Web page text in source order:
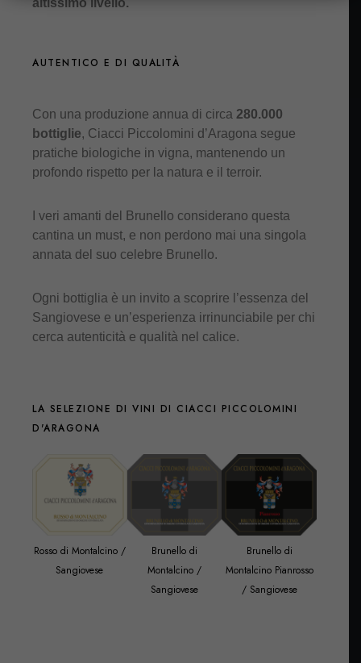
altissimo livello.
AUTENTICO E DI QUALITÀ
Con una produzione annua di circa 280.000
bottiglie, Ciacci Piccolomini d’Aragona segue
pratiche biologiche in vigna, mantenendo un
profondo rispetto per la natura e il terroir.
I veri amanti del Brunello considerano questa
cantina un must, e non perdono mai una singola
annata del suo celebre Brunello.
Ogni bottiglia è un invito a scoprire l’essenza del
Sangiovese e un’esperienza irrinunciabile per chi
cerca autenticità e qualità nel calice.
LA SELEZIONE DI VINI DI CIACCI PICCOLOMINI
D'ARAGONA
Rosso di Montalcino /
Sangiovese
Brunello di
Montalcino /
Sangiovese
Brunello di
Montalcino Pianrosso
/ Sangiovese